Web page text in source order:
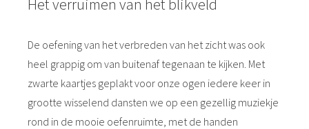
Het verruimen van het blikveld
De oefening van het verbreden van het zicht was ook
heel grappig om van buitenaf tegenaan te kijken. Met
zwarte kaartjes geplakt voor onze ogen iedere keer in
grootte wisselend dansten we op een gezellig muziekje
rond in de mooie oefenruimte, met de handen